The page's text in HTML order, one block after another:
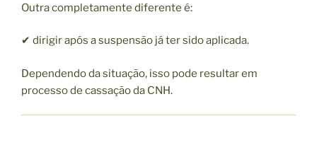
Outra completamente diferente é:
✔ dirigir após a suspensão já ter sido aplicada.
Dependendo da situação, isso pode resultar em
processo de cassação da CNH.